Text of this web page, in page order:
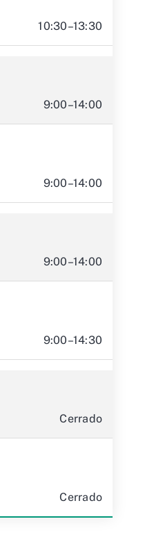
10:30–13:30
9:00–14:00
9:00–14:00
9:00–14:00
9:00–14:30
Cerrado
Cerrado